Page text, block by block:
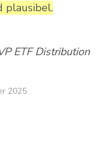
plausibel.
ETF Distribution
2025